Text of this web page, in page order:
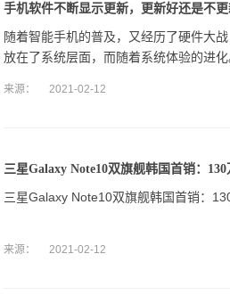
手机软件不断显示更新，更新好还是不
随着智能手机的普及，又经历了硬件大
放在了系统层面，而随着系统体验的进化
来源： 2021-02-12
三星Galaxy Note10双旗舰韩国首销：
三星Galaxy Note10双旗舰韩国首销：
来源： 2021-02-12